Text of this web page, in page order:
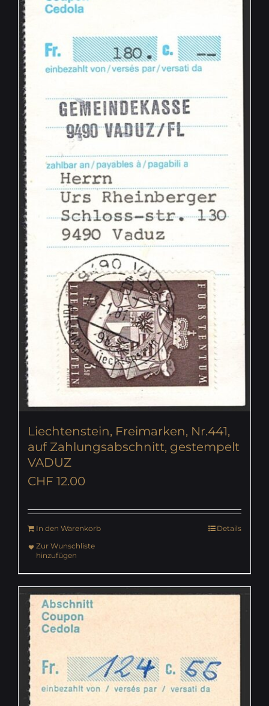
Liechtenstein, Freimarken, Nr.441,
auf Zahlungsabschnitt, gestempelt
VADUZ
CHF 12.00
In den Warenkorb
Details
Zur Wunschliste
hinzufügen